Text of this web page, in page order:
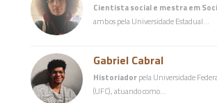
Cientista social e mestra em
ambos pela Universidade Estadual…
Gabriel Cabral
Historiadorpela Universidade
(UFC), atuando como…